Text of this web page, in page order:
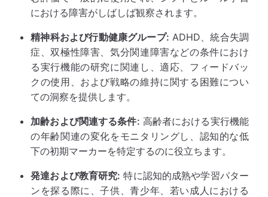
における障害がしばしば観察されます。
精神科および行動健康グループ: ADHD、統合失調
症、双極性障害、気分関連障害などの条件におけ
る実行機能の研究に関連し、適応、フィードバッ
クの使用、および戦略の維持に関する困難につい
ての洞察を提供します。
加齢および関連する条件: 高齢者における実行機能
の年齢関連の変化をモニタリングし、認知的な低
下の初期マーカーを特定するのに役立ちます。
発達および教育研究: 特に認知的成熟や学習パター
ンを探る際に、子供、青少年、若い成人における